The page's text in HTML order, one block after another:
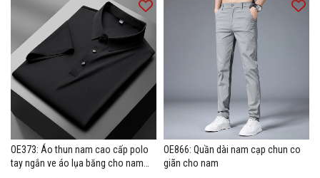
OE373: Áo thun nam cao cấp polo
tay ngắn ve áo lụa băng cho nam
OE866: Quần dài nam cạp chun co
giãn cho nam